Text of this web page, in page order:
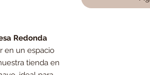
Redonda
en un espacio
tienda en